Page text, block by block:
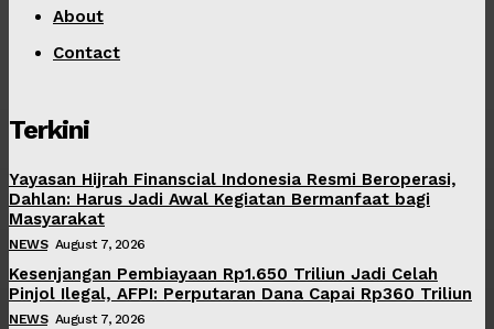
About
Contact
Terkini
Yayasan Hijrah Finanscial Indonesia Resmi Beroperasi,
Dahlan: Harus Jadi Awal Kegiatan Bermanfaat bagi
Masyarakat
NEWS August 7, 2026
Kesenjangan Pembiayaan Rp1.650 Triliun Jadi Celah
Pinjol Ilegal, AFPI: Perputaran Dana Capai Rp360 Triliun
NEWS August 7, 2026